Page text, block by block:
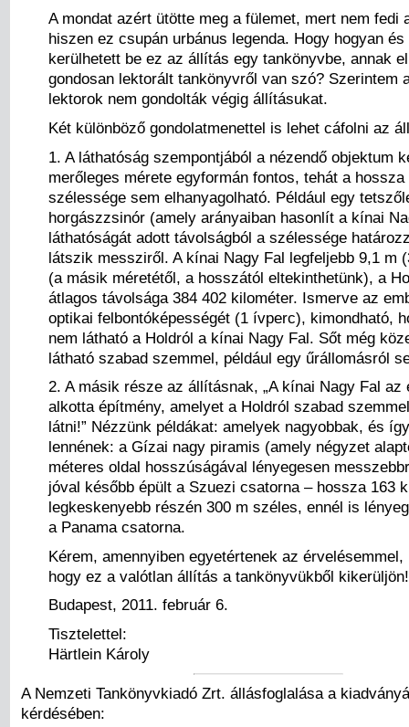
A mondat azért ütötte meg a fülemet, mert nem fedi
hiszen ez csupán urbánus legenda. Hogy hogyan
kerülhetett be ez az állítás egy tankönyvbe, annak
gondosan lektorált tankönyvről van szó? Szerintem
lektorok nem gondolták végig állításukat.
Két különböző gondolatmenettel is lehet cáfolni az
1. A láthatóság szempontjából a nézendő objektum
merőleges mérete egyformán fontos, tehát a
szélessége sem elhanyagolható. Például egy
horgászzsinór (amely arányaiban hasonlít a kínai
láthatóságát adott távolságból a szélessége
látszik messziről. A kínai Nagy Fal legfeljebb 9,1 m
(a másik méretétől, a hosszától eltekinthetünk), a
átlagos távolsága 384 402 kilométer. Ismerve az
optikai felbontóképességét (1 ívperc), kimondható,
nem látható a Holdról a kínai Nagy Fal. Sőt még
látható szabad szemmel, például egy űrállomásról
2. A másik része az állításnak, „A kínai Nagy Fal az
alkotta építmény, amelyet a Holdról szabad
látni!” Nézzünk példákat: amelyek nagyobbak, és
lennének: a Gízai nagy piramis (amely négyzet
méteres oldal hosszúságával lényegesen
jóval később épült a Szuezi csatorna – hossza 163
legkeskenyebb részén 300 m széles, ennél is
a Panama csatorna.
Kérem, amennyiben egyetértenek az érvelésemmel,
hogy ez a valótlan állítás a tankönyvükből kikerüljön!
Budapest, 2011. február 6.
Tisztelettel:
Härtlein Károly
A Nemzeti Tankönyvkiadó Zrt. állásfoglalása a
kérdésében: